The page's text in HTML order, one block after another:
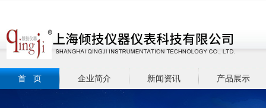
首 页 企业简介 新闻资讯 产品展示